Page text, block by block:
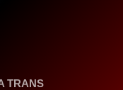
TRANS